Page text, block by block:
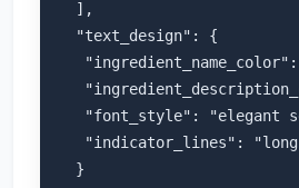
],
"text_design": {
"font_style": "elegant
"indicator_lines": "long,
}